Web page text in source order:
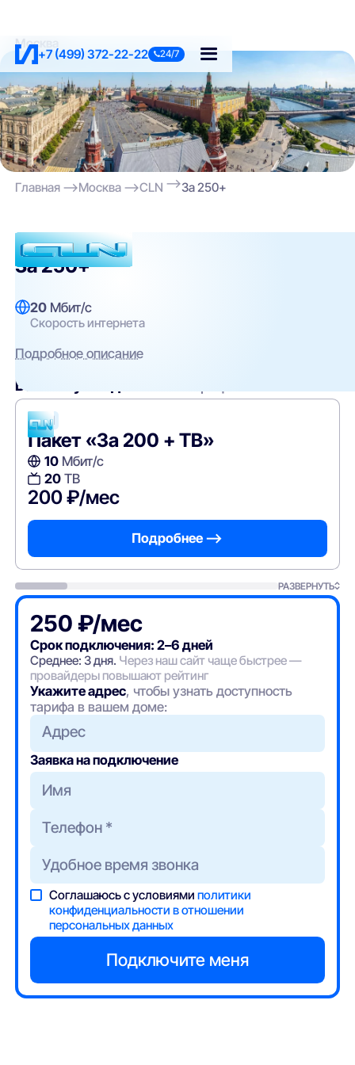
+7 (499) 372-22-22 24/7
Москва
Главная Москва CLN За 250+
CLN
За 250+
20 Мбит/с
Скорость интернета
Подробное описание
Вам могут подойти
CLN
Пакет «За 200 + ТВ»
10Мбит/с
20ТВ
200 ₽/мес
Подробнее —>
РАЗВЕРНУТЬ
250 ₽/мес
Срок подключения: 2–6 дней
Среднее: 3 дня. Через наш сайт чаще быстрее —
провайдеры повышают рейтинг
Укажите адрес, чтобы узнать доступность
тарифа в вашем доме:
Адрес
Заявка на подключение
Соглашаюсь с условиямиполитики
конфиденциальности в отношении
персональных данных